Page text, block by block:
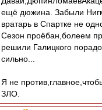
ещё дюжина. Забыли
вратарь в Спартке не
Сезон проёбан,болеем
решили Галицкого
сильно...
Я не
ЗЛО.